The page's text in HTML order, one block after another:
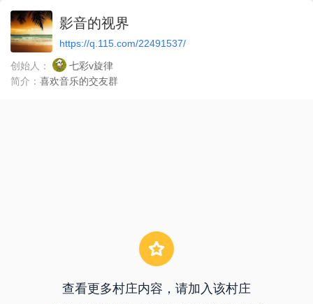
影音的视界
https://q.115.com/22491537/
创始人：
七彩v旋律
简介： 喜欢音乐的交友群
查看更多村庄内容，请加入该村庄